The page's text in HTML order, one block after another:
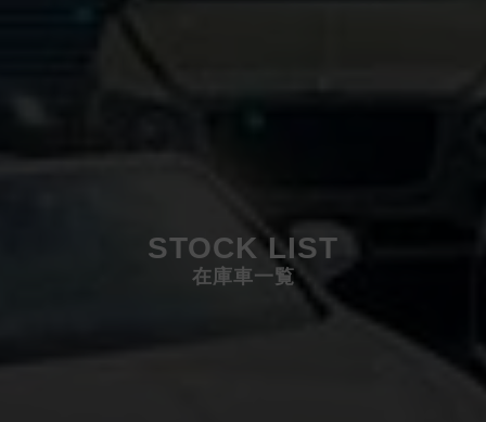
STOCK LIST
在庫車一覧